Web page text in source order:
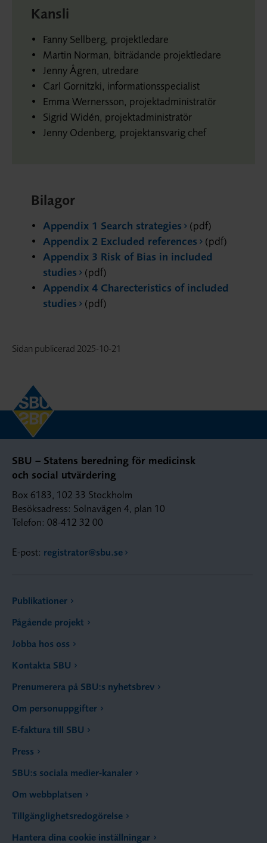
Kansli
Fanny Sellberg, projektledare
Martin Norman, biträdande projektledare
Jenny Ågren, utredare
Carl Gornitzki, informationsspecialist
Emma Wernersson, projektadministratör
Sigrid Widén, projektadministratör
Jenny Odenberg, projektansvarig chef
Bilagor
Appendix 1 Search strategies (pdf)
Appendix 2 Excluded references (pdf)
Appendix 3 Risk of Bias in included
studies (pdf)
Appendix 4 Charecteristics of included
studies (pdf)
Sidan publicerad 2025-10-21
SBU – Statens beredning för medicinsk
och social utvärdering
Box 6183, 102 33 Stockholm
Besöksadress: Solnavägen 4, plan 10
Telefon: 08-412 32 00
E-post: registrator@sbu.se
Publikationer
Pågående projekt
Jobba hos oss
Kontakta SBU
Prenumerera på SBU:s nyhetsbrev
Om personuppgifter
E-faktura till SBU
Press
SBU:s sociala medier-kanaler
Om webbplatsen
Tillgänglighetsredogörelse
Hantera dina cookie inställningar